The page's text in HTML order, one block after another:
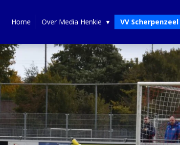
Home Over Media Henkie VV Scherpenzeel